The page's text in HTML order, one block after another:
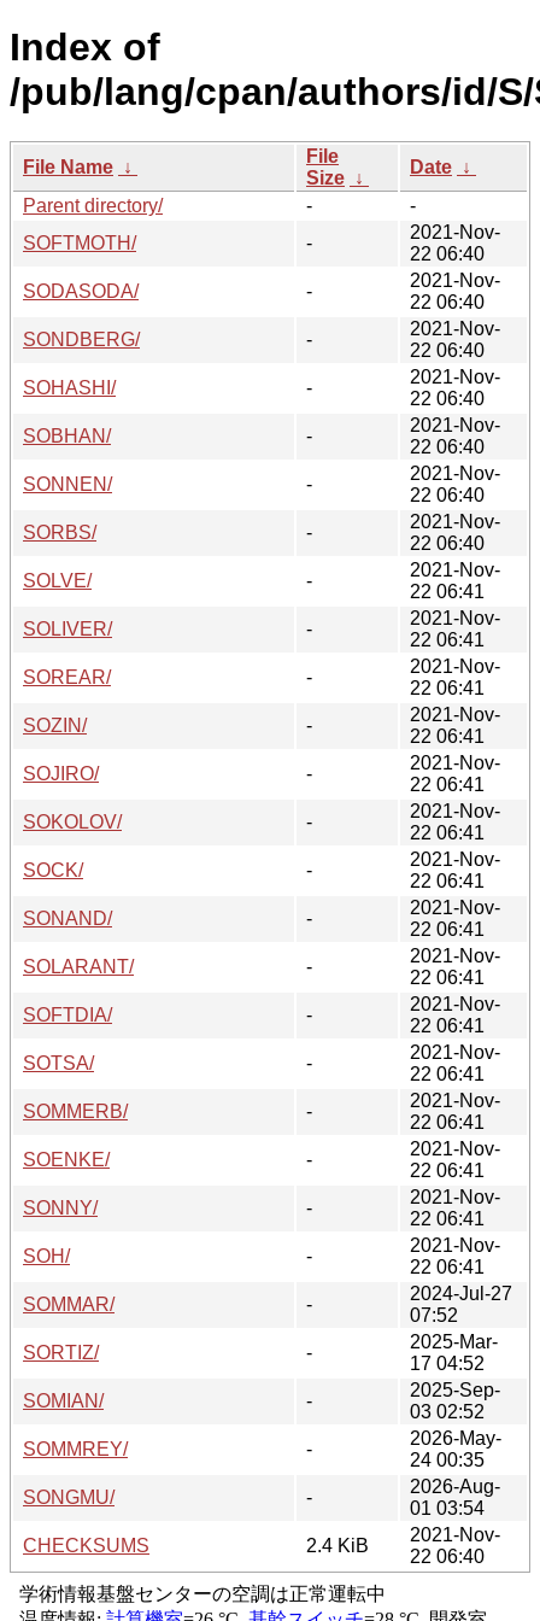
Index of
/pub/lang/cpan/authors/id/S/
File Name ↓
File
Size ↓
Date ↓
Parent directory/
-
-
SOFTMOTH/
-
2021-Nov-
22 06:40
SODASODA/
-
2021-Nov-
22 06:40
SONDBERG/
-
2021-Nov-
22 06:40
SOHASHI/
-
2021-Nov-
22 06:40
SOBHAN/
-
2021-Nov-
22 06:40
SONNEN/
-
2021-Nov-
22 06:40
SORBS/
-
2021-Nov-
22 06:40
SOLVE/
-
2021-Nov-
22 06:41
SOLIVER/
-
2021-Nov-
22 06:41
SOREAR/
-
2021-Nov-
22 06:41
SOZIN/
-
2021-Nov-
22 06:41
SOJIRO/
-
2021-Nov-
22 06:41
SOKOLOV/
-
2021-Nov-
22 06:41
SOCK/
-
2021-Nov-
22 06:41
SONAND/
-
2021-Nov-
22 06:41
SOLARANT/
-
2021-Nov-
22 06:41
SOFTDIA/
-
2021-Nov-
22 06:41
SOTSA/
-
2021-Nov-
22 06:41
SOMMERB/
-
2021-Nov-
22 06:41
SOENKE/
-
2021-Nov-
22 06:41
SONNY/
-
2021-Nov-
22 06:41
SOH/
-
2021-Nov-
22 06:41
SOMMAR/
-
2024-Jul-27
07:52
SORTIZ/
-
2025-Mar-
17 04:52
SOMIAN/
-
2025-Sep-
03 02:52
SOMMREY/
-
2026-May-
24 00:35
SONGMU/
-
2026-Aug-
01 03:54
CHECKSUMS
2.4 KiB
2021-Nov-
22 06:40